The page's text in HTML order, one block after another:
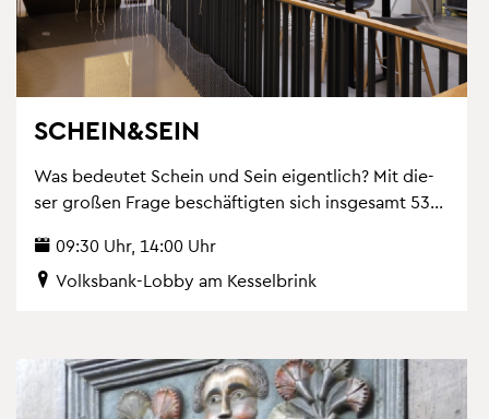
SCHEIN&SEIN
Was be­deu­tet Schein und Sein ei­gent­lich? Mit die­
ser gro­ßen Frage be­schäf­tig­ten sich ins­ge­samt 53...
09:30 Uhr, 14:00 Uhr
Volks­bank-Lobby am Kes­sel­brink